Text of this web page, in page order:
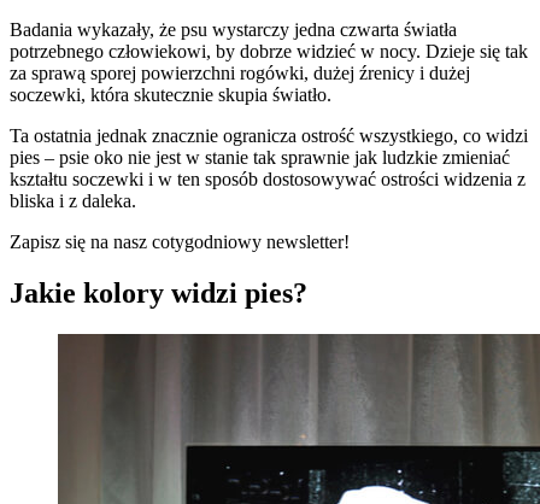
Badania wykazały, że psu wystarczy jedna czwarta światła
potrzebnego człowiekowi, by dobrze widzieć w nocy. Dzieje się tak
za sprawą sporej powierzchni rogówki, dużej źrenicy i dużej
soczewki, która skutecznie skupia światło.
Ta ostatnia jednak znacznie ogranicza ostrość wszystkiego, co widzi
pies – psie oko nie jest w stanie tak sprawnie jak ludzkie zmieniać
kształtu soczewki i w ten sposób dostosowywać ostrości widzenia z
bliska i z daleka.
Zapisz się na nasz cotygodniowy newsletter!
Jakie kolory widzi pies?